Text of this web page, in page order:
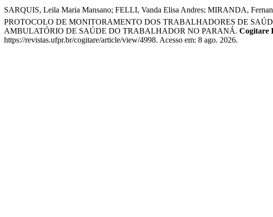
SARQUIS, Leila Maria Mansano; FELLI, Vanda Elisa Andres; MIRANDA,
PROTOCOLO DE MONITORAMENTO DOS TRABALHADORES DE
AMBULATÓRIO DE SAÚDE DO TRABALHADOR NO PARANÁ. Cogitare
https://revistas.ufpr.br/cogitare/article/view/4998. Acesso em: 8 ago. 2026.